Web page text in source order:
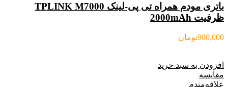
باتری مودم همراه تی پی-لینک TPLINK M7000
ظرفیت 2000mAh
900,000تومان
افزودن به سبد خرید
مقایسه
علاقه‌مندم